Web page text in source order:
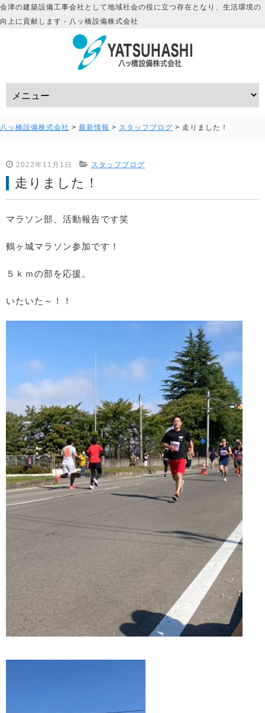
会津の建築設備工事会社として地域社会の役に立つ存在となり、生活環境の
向上に貢献します - 八ッ橋設備株式会社
八ッ橋設備株式会社 > 最新情報 > スタッフブログ > 走りました！
2022年11月1日 スタッフブログ
走りました！
マラソン部、活動報告です笑
鶴ヶ城マラソン参加です！
５ｋｍの部を応援。
いたいた～！！